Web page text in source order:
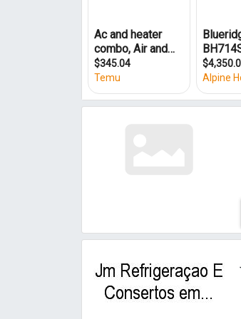
Bongi (1)
COHAB (5)
Campina do Barreto (1)
Campo Grande (1)
Casa Amarela (2)
Engenho do Meio (3)
Estância (1)
Ibura (1)
Ilha do Retiro (1)